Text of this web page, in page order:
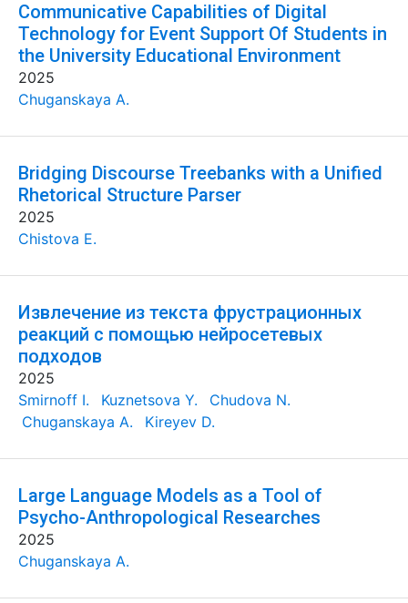
Communicative Capabilities of Digital
Technology for Event Support Of Students in
the University Educational Environment
2025
Chuganskaya A.
Bridging Discourse Treebanks with a Unified
Rhetorical Structure Parser
2025
Chistova E.
Извлечение из текста фрустрационных
реакций с помощью нейросетевых
подходов
2025
Smirnoff I.
Kuznetsova Y.
Chudova N.
Chuganskaya A.
Kireyev D.
Large Language Models as a Tool of
Psycho-Anthropological Researches
2025
Chuganskaya A.